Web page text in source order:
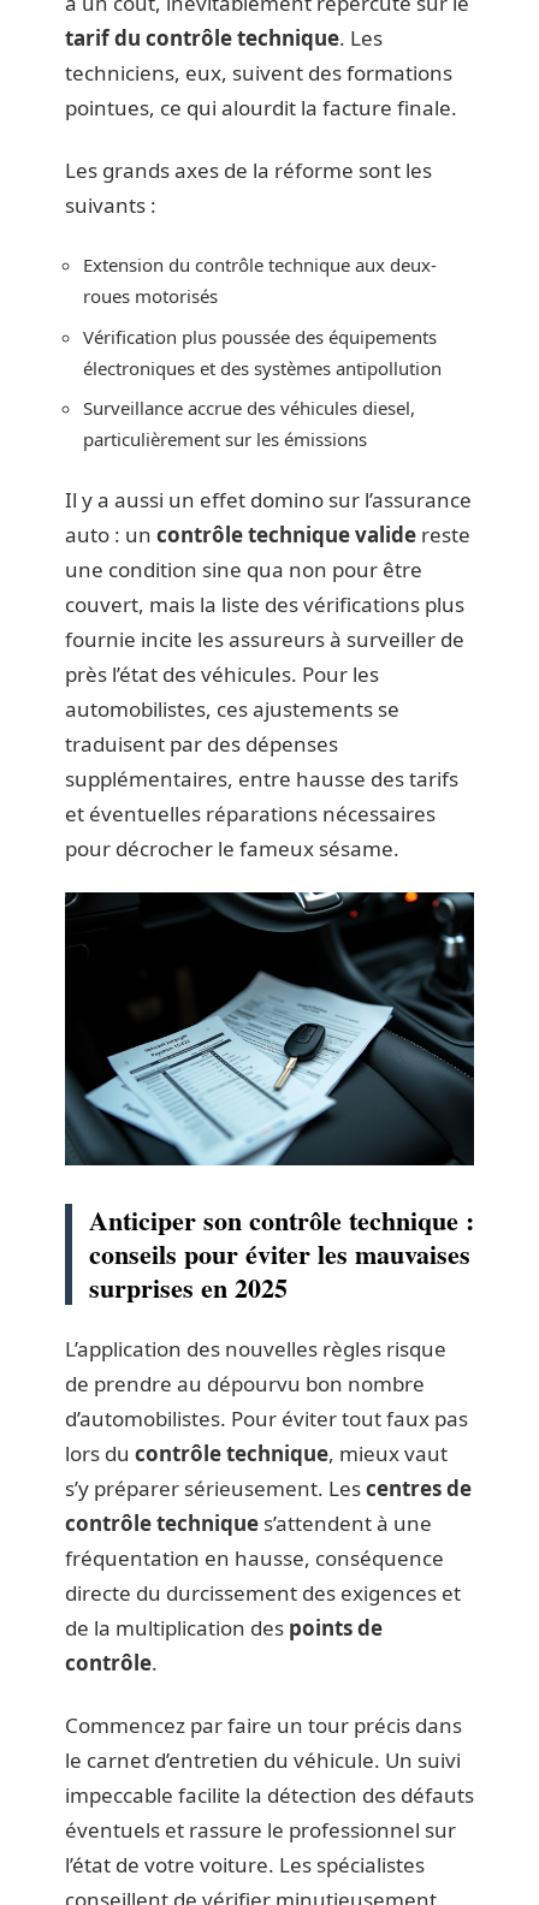
tarif du contrôle technique. Les
techniciens, eux, suivent des formations
pointues, ce qui alourdit la facture finale.
Les grands axes de la réforme sont les
suivants :
Extension du contrôle technique aux deux-
roues motorisés
Vérification plus poussée des équipements
électroniques et des systèmes antipollution
Surveillance accrue des véhicules diesel,
particulièrement sur les émissions
Il y a aussi un effet domino sur l’assurance
auto : un contrôle technique valide reste
une condition sine qua non pour être
couvert, mais la liste des vérifications plus
fournie incite les assureurs à surveiller de
près l’état des véhicules. Pour les
automobilistes, ces ajustements se
traduisent par des dépenses
supplémentaires, entre hausse des tarifs
et éventuelles réparations nécessaires
pour décrocher le fameux sésame.
Anticiper son contrôle technique :
conseils pour éviter les mauvaises
surprises en 2025
L’application des nouvelles règles risque
de prendre au dépourvu bon nombre
d’automobilistes. Pour éviter tout faux pas
lors du contrôle technique, mieux vaut
s’y préparer sérieusement. Lescentres de
contrôle technique s’attendent à une
fréquentation en hausse, conséquence
directe du durcissement des exigences et
de la multiplication des points de
contrôle.
Commencez par faire un tour précis dans
le carnet d’entretien du véhicule. Un suivi
impeccable facilite la détection des défauts
éventuels et rassure le professionnel sur
l’état de votre voiture. Les spécialistes
conseillent de vérifier minutieusement